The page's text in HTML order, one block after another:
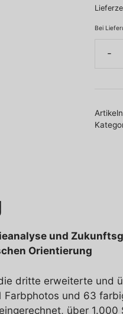
Bei
zu
und
Orientierung
dritte erweiterte und
Farbphotos und 63
über